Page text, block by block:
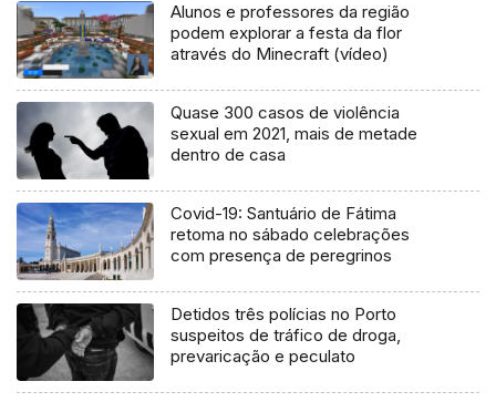
Alunos e professores da região
podem explorar a festa da flor
através do Minecraft (vídeo)
Quase 300 casos de violência
sexual em 2021, mais de metade
dentro de casa
Covid-19: Santuário de Fátima
retoma no sábado celebrações
com presença de peregrinos
Detidos três polícias no Porto
suspeitos de tráfico de droga,
prevaricação e peculato